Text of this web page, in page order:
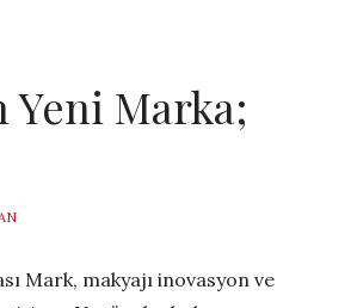
Yeni Marka;
Mark, makyajı inovasyon ve